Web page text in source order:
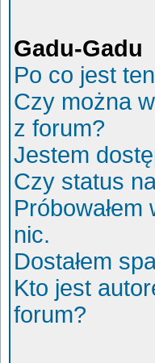
Gadu-Gadu
Po co jest
Czy można
z forum?
Jestem
Czy status
nic.
Dostałem
Kto jest
forum?